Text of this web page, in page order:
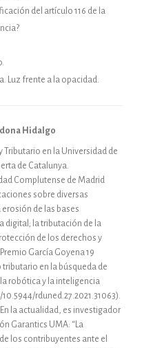
del artículo 116 de la
Luz frente a la opacidad.
Hidalgo
Tributario en la Universidad de
de Catalunya.
Complutense de Madrid
sobre diversas
de las bases
digital; la tributación de la
de los derechos y
García Goyena 19
tributario en la búsqueda de
robótica y la inteligencia
rduned.27.2021.31063).
En la actualidad, es investigador
Garantics UMA: “La
los contribuyentes ante el